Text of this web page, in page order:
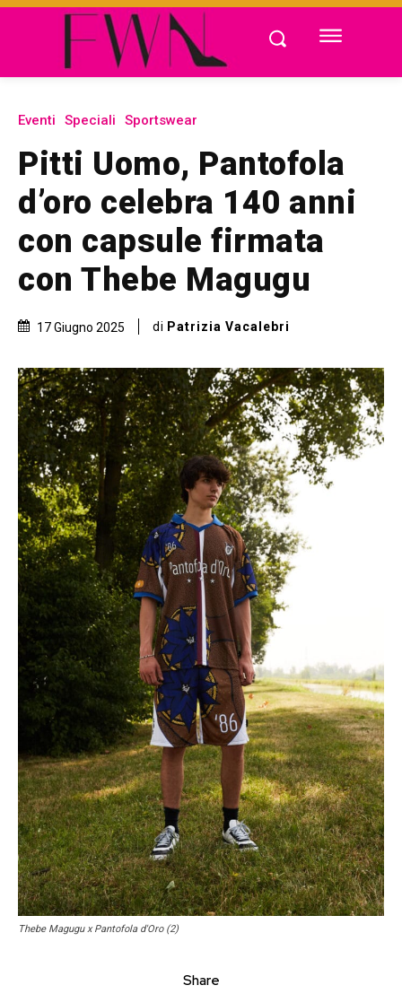
Eventi Speciali Sportswear
Pitti Uomo, Pantofola
d’oro celebra 140 anni
con capsule firmata
con Thebe Magugu
17 Giugno 2025 di Patrizia Vacalebri
Thebe Magugu x Pantofola d'Oro (2)
Share